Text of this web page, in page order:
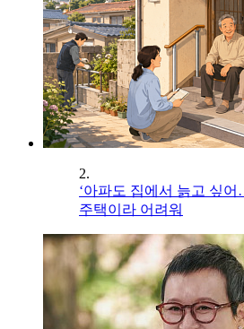
2.
‘아파도 집에서 늙고 싶
주택이라 어려워